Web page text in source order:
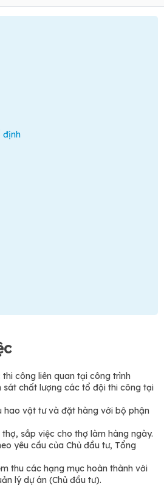
định
công liên quan tại công trình
sát chất lượng các tổ đội thi công tại
hao vật tư và đặt hàng với bộ phận
sắp việc cho thợ làm hàng ngày.
yêu cầu của Chủ đầu tư, Tổng
thu các hạng mục hoàn thành với
lý dự án (Chủ đầu tư).